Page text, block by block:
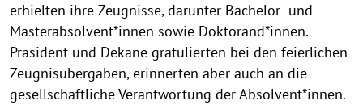
erhielten ihre Zeugnisse, darunter Bachelor- und
Masterabsolvent*innen sowie Doktorand*innen.
Präsident und Dekane gratulierten bei den feierlichen
Zeugnisübergaben, erinnerten aber auch an die
gesellschaftliche Verantwortung der Absolvent*innen.